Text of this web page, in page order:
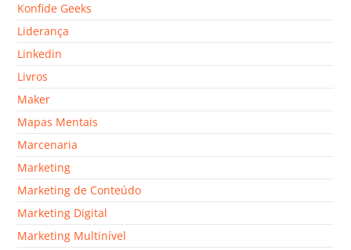
Konfide Geeks
Liderança
Linkedin
Livros
Maker
Mapas Mentais
Marcenaria
Marketing
Marketing de Conteúdo
Marketing Digital
Marketing Multinível